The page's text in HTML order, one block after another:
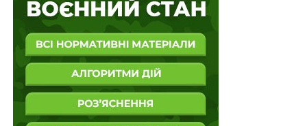
Пожежно-рятувальні підрозділи організують
на підприємствах Чорнобильської зони
ПОВ'ЯЗАНІ ТЕМИ: FEATURED NETPEAK GROUP
НАСТУПНА
Офіційна позиція Сінево Україна щодо арешту,
накладеного на будівлю лабораторії за позовом